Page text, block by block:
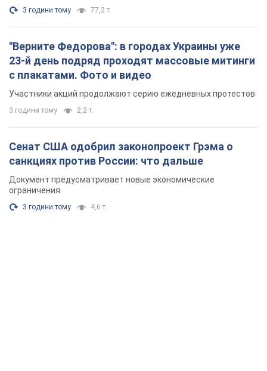
3 години тому 77,2 т.
"Верните Федорова": в городах Украины уже
23-й день подряд проходят массовые митинги
с плакатами. Фото и видео
Участники акций продолжают серию ежедневных протестов
3 години тому 2,2 т.
Сенат США одобрил законопроект Грэма о
санкциях против России: что дальше
Документ предусматривает новые экономические
ограничения
3 години тому 4,6 т.